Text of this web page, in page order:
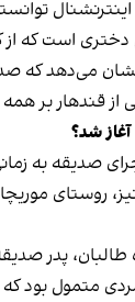
است که از
می‌دهد که
از قندهار بر
آغاز شد؟
که او ۹ سال بیشتر نداشت. پدر صدیقه مردی معتاد به مواد
روستای
طالبان، پدر
متمول بود که